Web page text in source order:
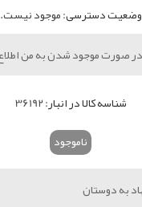
وضعیت دسترسی:موجود نیست.
شناسه کالا در انبار:36192
ناموجود